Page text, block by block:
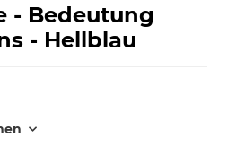
- Bedeutung
- Hellblau